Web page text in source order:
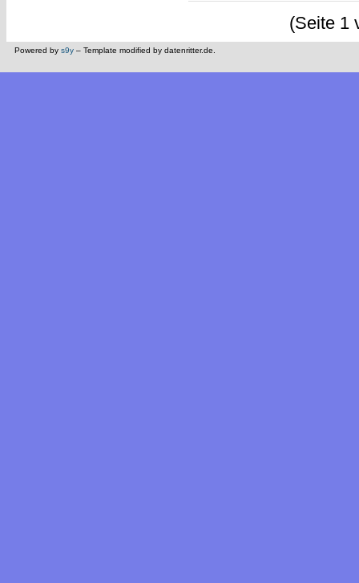
(Seite 1
Powered by s9y – Template modified by datenritter.de.